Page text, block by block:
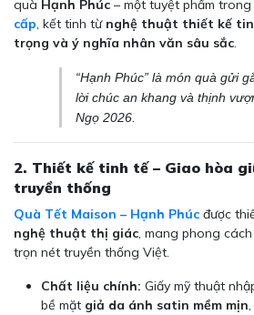
quà Hạnh Phúc – một tuyệt phẩm
cấp, kết tinh từ nghệ thuật thiết kế
trọng và ý nghĩa nhân văn sâu sắc.
“Hạnh Phúc” là món quà gửi
lời chúc an khang và thịnh
Ngọ 2026.
2. Thiết kế tinh tế – Giao hòa
truyền thống
Quà Tết Maison – Hạnh Phúc được
nghệ thuật thị giác, mang phong
trọn nét truyền thống Việt.
Chất liệu chính: Giấy mỹ thuật
bề mặt giả da ánh satin mềm mịn